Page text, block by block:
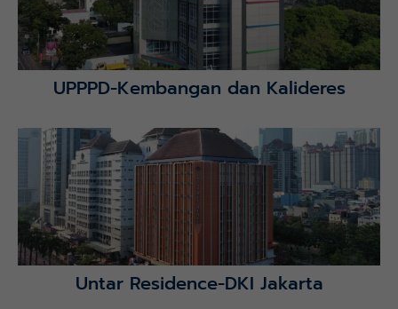
UPPPD-Kembangan dan Kalideres
Lihat Detail Proyek
Untar Residence-DKI Jakarta